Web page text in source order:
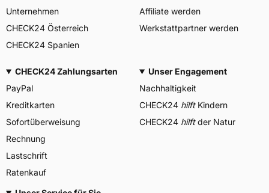
Unternehmen
CHECK24 Österreich
CHECK24 Spanien
Affiliate werden
Werkstattpartner werden
CHECK24 Zahlungsarten
PayPal
Kreditkarten
Sofortüberweisung
Rechnung
Lastschrift
Ratenkauf
Unser Engagement
Nachhaltigkeit
CHECK24 hilftKindern
CHECK24 hilftder Natur